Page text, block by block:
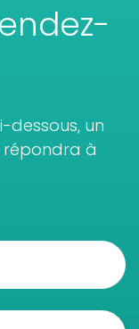
dessous, un
répondra à